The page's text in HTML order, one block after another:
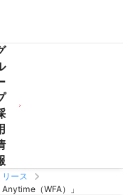
ース
（WFA）」